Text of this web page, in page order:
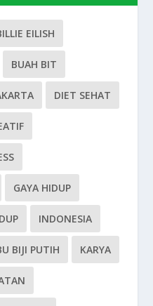
EILISH
BUAH BIT
DIET SEHAT
GAYA HIDUP
INDONESIA
BIJI PUTIH KARYA